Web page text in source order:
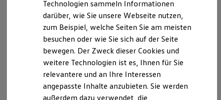
Nachhaltigkeit
Technologie
Kosten und Kauf
Verbrauchskosten
Kaufoptionen
E-Auto-Förderung
Software und Konnektivität
Die ID. Software 6
ID. Software Versionen und Updates
Digitale Extras
Schnittstellen zu Ihrem ID.
Lizenzhinweise Dritter
Angaben zum Digital Services Act (DSA)
EU Data Act
Produktsicherheitsinformationen
Vertrag Widerrufen
Disclaimer von Volkswagen AG
Die in dieser Darstellung gezeigten Fahrzeuge und
Ausstattungen können in einzelnen Details vom aktuellen
Technologien sammeln Informationen
darüber, wie Sie unsere Webseite nutzen,
zum Beispiel, welche Seiten Sie am meisten
besuchen oder wie Sie sich auf der Seite
bewegen. Der Zweck dieser Cookies und
weitere Technologien ist es, Ihnen für Sie
relevantere und an Ihre Interessen
angepasste Inhalte anzubieten. Sie werden
außerdem dazu verwendet, die